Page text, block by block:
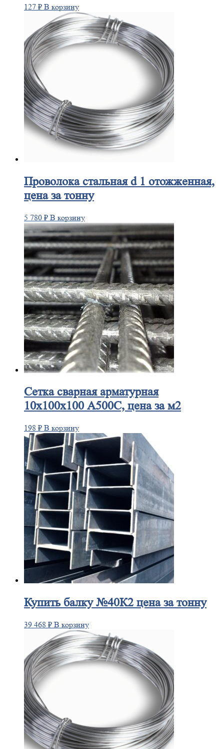
127 ₽ В корзину
Проволокастальная d 1 отожженная,
цена за тонну
5 780 ₽ В корзину
Сеткасварная арматурная
10х100х100 А500С, цена за м2
198 ₽ В корзину
Купитьбалку №40К2 цена за тонну
39 468 ₽ В корзину